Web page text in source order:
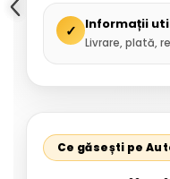
✓ Informații
Livrare, plată,
Ce găsești pe